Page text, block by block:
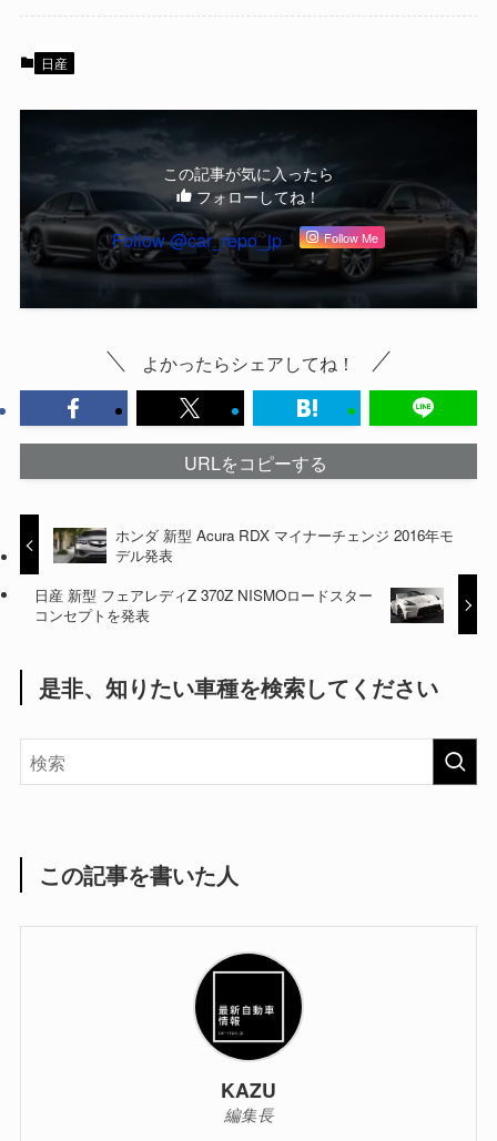
日産
この記事が気に入ったら
フォローしてね！
Follow @car_repo_jp Follow Me
よかったらシェアしてね！
URLをコピーする
ホンダ 新型 Acura RDX マイナーチェンジ 2016年モ
デル発表
日産 新型 フェアレディZ 370Z NISMOロードスター
コンセプトを発表
是非、知りたい車種を検索してください
この記事を書いた人
KAZU
編集長